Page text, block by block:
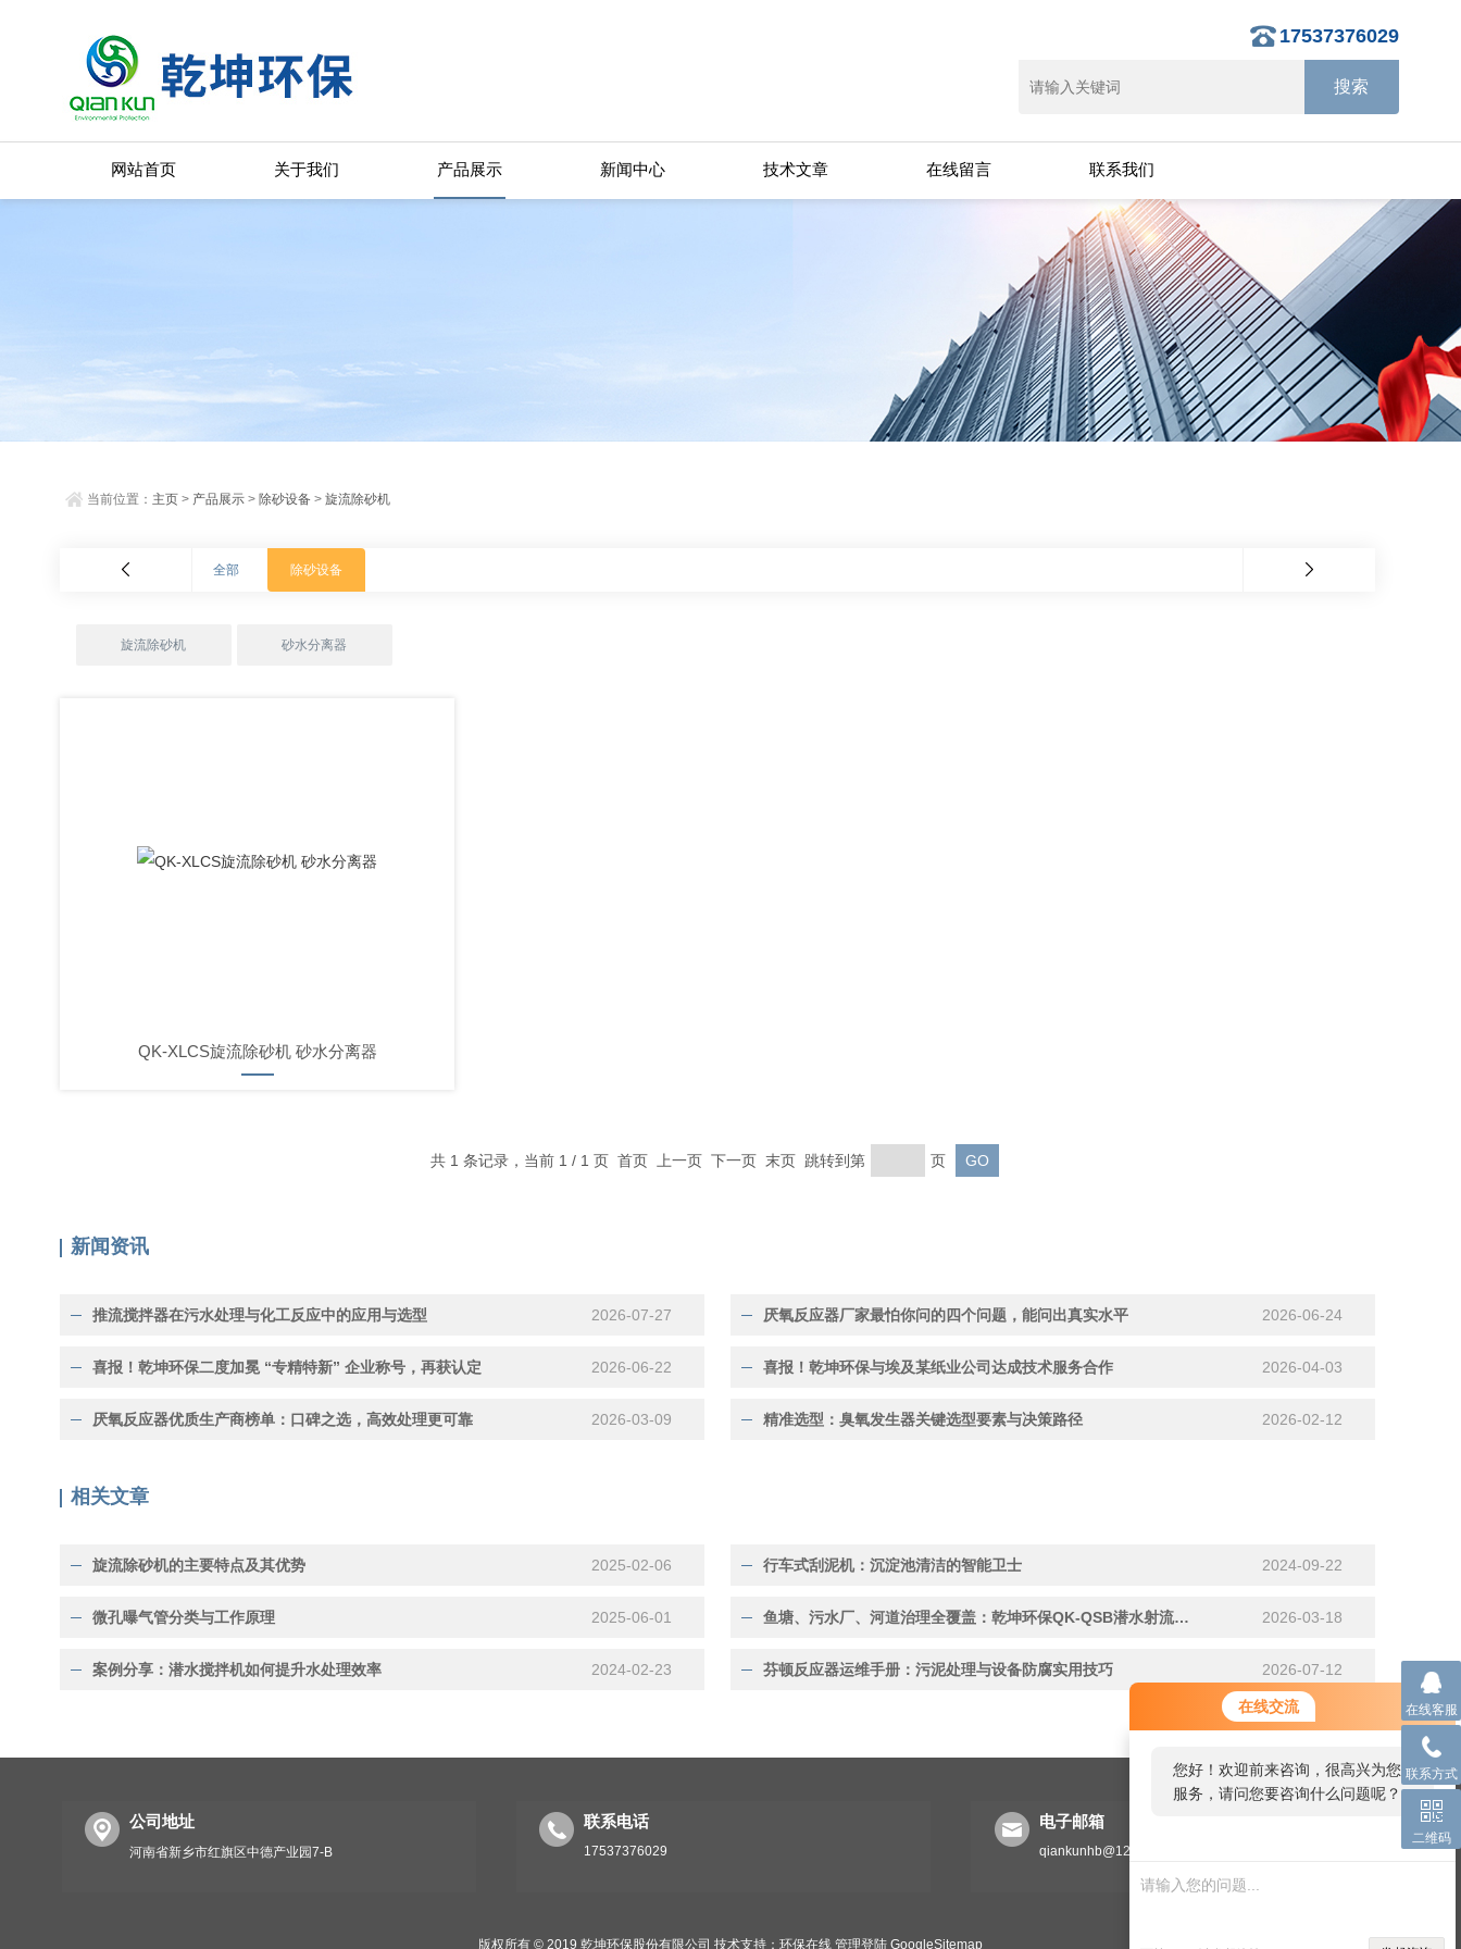
在线交流
您好！欢迎前来咨询，很高兴为您
服务，请问您要咨询什么问题呢？
17537376029
网站首页 关于我们 产品展示 新闻中心 技术文章 在线留言 联系我们
当前位置： 主页 > 产品展示 >除砂设备 >旋流除砂机
全部 除砂设备
旋流除砂机 砂水分离器
QK-XLCS旋流除砂机 砂水分离器
共 1 条记录，当前 1 / 1 页 首页 上一页 下一页 末页 跳转到第 页
新闻资讯
推流搅拌器在污水处理与化工反应中的应用与选型 2026-07-27 厌氧反应器厂家最怕你问的四个问题，能问出真实水平 2026-06-24
喜报！乾坤环保二度加冕 “专精特新” 企业称号，再获认定 2026-06-22 喜报！乾坤环保与埃及某纸业公司达成技术服务合作 2026-04-03
厌氧反应器优质生产商榜单：口碑之选，高效处理更可靠 2026-03-09 精准选型：臭氧发生器关键选型要素与决策路径 2026-02-12
相关文章
旋流除砂机的主要特点及其优势 2025-02-06 行车式刮泥机：沉淀池清洁的智能卫士 2024-09-22
微孔曝气管分类与工作原理 2025-06-01 鱼塘、污水厂、河道治理全覆盖：乾坤环保QK-QSB潜水射流曝气机深度评测 2026-03-18
案例分享：潜水搅拌机如何提升水处理效率 2024-02-23 芬顿反应器运维手册：污泥处理与设备防腐实用技巧 2026-07-12
公司地址
河南省新乡市红旗区中德产业园7-B
联系电话
17537376029
电子邮箱
qiankunhb@126.com
版权所有 © 2019 乾坤环保股份有限公司 技术支持： 环保在线 管理登陆 GoogleSitemap
在线客服
联系方式
二维码